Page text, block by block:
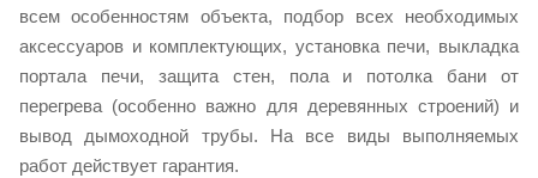
всем особенностям объекта, подбор всех необходимых
аксессуаров и комплектующих, установка печи, выкладка
портала печи, защита стен, пола и потолка бани от
перегрева (особенно важно для деревянных строений) и
вывод дымоходной трубы. На все виды выполняемых
работ действует гарантия.